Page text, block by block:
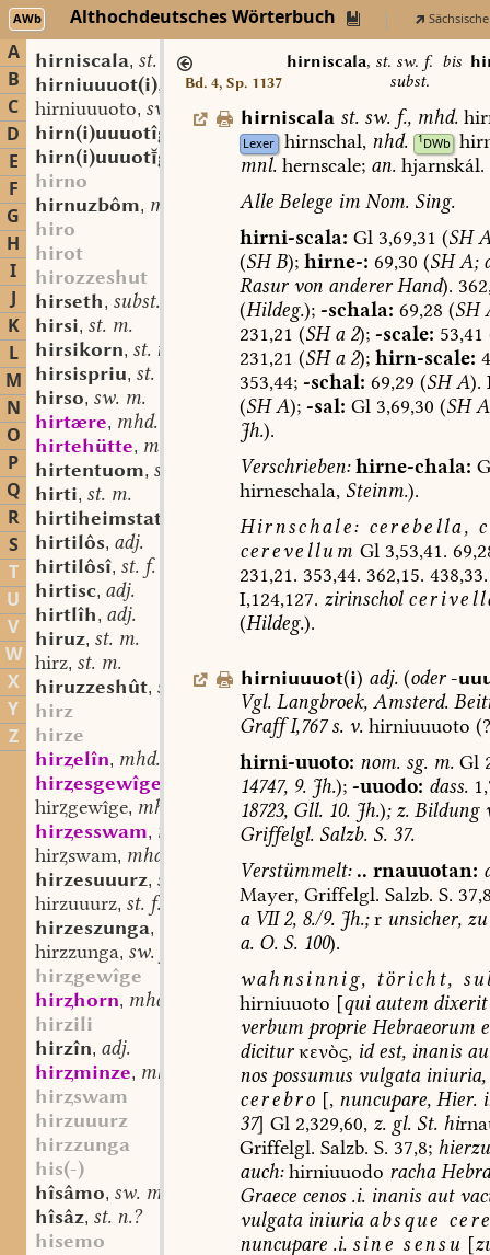
AWb Althochdeutsches Wörterbuch
A
B
C
D
E
F
G
H
I
J
K
L
M
N
O
P
Q
R
S
T
U
V
W
X
Y
Z
hirniscala, st. sw. f.
hirniuuuot(i),
adj.
hirniuuuoto, sw. m.?
hirn(i)uuuotîg
adj.
hirn(i)uuuotgî
hirno
hirnuzbôm, mfrk. st. m.
hiro
hirot
hirozzeshut
hirseth, subst.
hirsi, st. m.
hirsikorn, st. n.
hirsispriu, st. n.
hirso, sw. m.
hirtære, mhd. st. m.
hirtehütte, mhd. st. sw. f.
hirtentuom, st. m. n.
hirti, st. m.
hirtiheimstat
hirtilôs, adj.
hirtilôsî, st. f.
hirtisc, adj.
hirtlîh, adj.
hiruz, st. m.
hirz, st. m.
hiruzzeshût, st. f.
hirz
hirze
hirelîn, mhd. st. n.
hiresgewîge
mhd. st. n.
hirgewîge, mhd. st. n.
hiresswam, mhd. st. m.
hirswam, mhd. st. m.
hirzesuuurz, st. f.
hirzuuurz, st. f.
hirzeszunga,
hirzzunga, sw. f.
hirgewîge
hirhorn, mhd. st. n.
hirzili
hirzîn, adj.
hirminze, mhd. st. sw. f.
hirswam
hirzuuurz
hirzzunga
his(-)
hîsâmo, sw. m.
hîsâz, st. n.?
hisemo
Bd. 4, Sp. 1137
hirniscala, st. sw. f. bis
subst.
hirniscala st. sw. f., mhd.
Lexer hirnschal, nhd. 1DWb
mnl.hernscale; an.hjarnskál.
AlleBelegeimNom.Sing.
hirni-scala: Gl3,69,31 (SH
(SHB); hirne-: 69,30 (SHA;
Rasurvonanderer Hand).
(Hildeg.); -schala: 69,28 (SH
231,21 (SHa2); -scale: 53,41
231,21 (SHa2); hirn-scale:
353,44; -schal: 69,29 (SHA).
(SHA); -sal: Gl3,69,30 (SH
Jh.).
Verschrieben: hirne-chala:
hirneschala, Steinm.).
Hirnschale: cerebella,
cerevellum Gl 3,53,41.
231,21. 353,44. 362,15. 438,33.
I,124,127. zirinschol
(Hildeg.).
hirniuuuot(i) adj. (oder -
Vgl. Langbroek,Amsterd.
GraffI,767s.v. hirniuuuoto
hirni-uuoto: nom.sg.m.Gl
14747, 9.Jh.); -uuodo: dass.
18723,Gll. 10.Jh.);z.Bildung
Griffelgl.Salzb.S.37.
Verstümmelt: .. rnauuotan:
Mayer,Griffelgl. Salzb. S.
aVII2,8./9.Jh.;r unsicher, zu
a.O.S.100).
wahnsinnig, töricht,
hirniuuoto [qui autemdixerit
verbumproprie Hebraeorum
diciturκενὸς, idest,inanis
nospossumusvulgatainiuria,
cerebro [, nuncupare, Hier.
37] Gl 2,329,60, z.gl.St.hi
Griffelgl. Salzb. S. 37,8; hierzu
auch:hirniuuodo racha
Graececenos.i.inanisaut
vulgatainiuria absque
nuncupare.i. sine sensu [